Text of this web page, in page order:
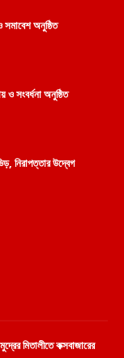
সমাবেশ অনুষ্ঠিত
ও সংবর্ধনা অনুষ্ঠিত
নিরাপত্তার উদ্বেগ
মিতালীতে কক্সবাজারের